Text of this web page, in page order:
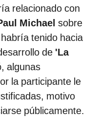
relacionado con
Michael sobre
tenido hacia
de 'La
algunas
la participante le
motivo
públicamente.